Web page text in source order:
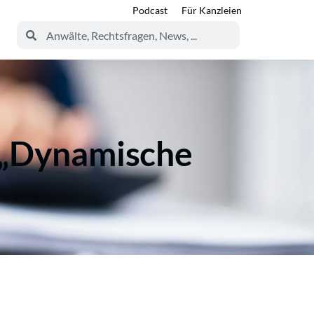
Podcast Für Kanzleien